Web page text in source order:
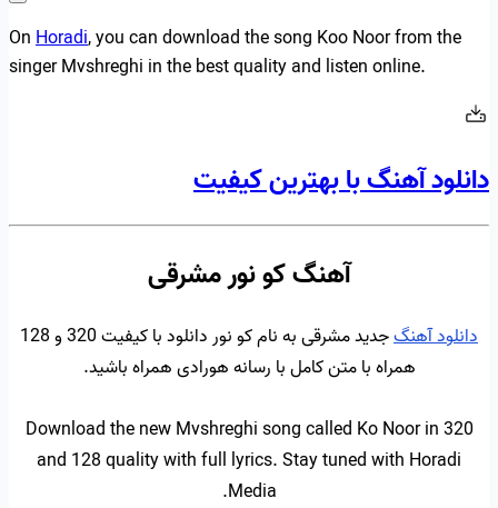
OnHoradi, you can download the song Koo Noor from the
singer Mvshreghi in the best quality and listen online.
دانلود آهنگ با بهترین کیفیت
آهنگ کو نور مشرقی
دانلود آهنگ
جدید مشرقی به نام کو نور دانلود با کیفیت 320 و 128
همراه با متن کامل با رسانه هورادی همراه باشید.
Download the new Mvshreghi song called Ko Noor in 320
and 128 quality with full lyrics. Stay tuned with Horadi
Media.